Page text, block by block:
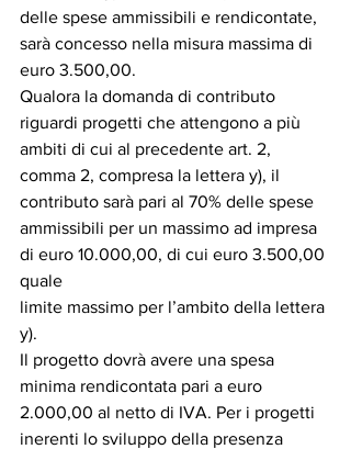
delle spese ammissibili e rendicontate,
sarà concesso nella misura massima di
euro 3.500,00.
Qualora la domanda di contributo
riguardi progetti che attengono a più
ambiti di cui al precedente art. 2,
comma 2, compresa la lettera y), il
contributo sarà pari al 70% delle spese
ammissibili per un massimo ad impresa
di euro 10.000,00, di cui euro 3.500,00
quale
limite massimo per l’ambito della lettera
y).
Il progetto dovrà avere una spesa
minima rendicontata pari a euro
2.000,00 al netto di IVA. Per i progetti
inerenti lo sviluppo della presenza